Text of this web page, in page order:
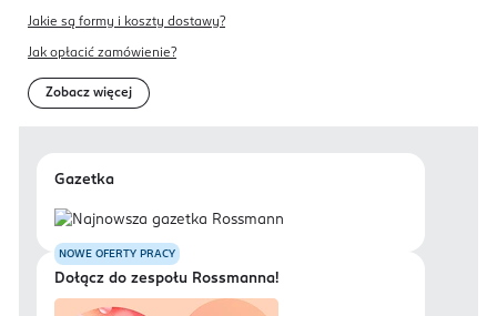
Jakie są formy i koszty dostawy?
Jak opłacić zamówienie?
Zobacz więcej
Gazetka
NOWE OFERTY PRACY
Dołącz do zespołu Rossmanna!